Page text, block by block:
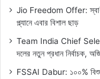
Jio Freedom Offer:
প্ল্যানে এবার বিশাল ছাড়
Team India Chief
দলের নতুন প্রধান নির্বাচক,
FSSAI Dabur: ১০০%